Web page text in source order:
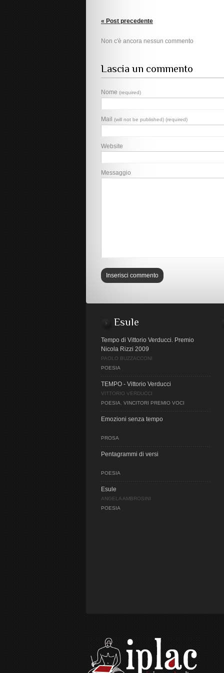
« Post precedente
Non c'è ancora nessun commento
Lascia un commento
Nome (required)
Mail (will not be published) (required)
Website
Messaggio
Esule
Tempo di Vittorio Verducci. Premio
Nicola Rizzi 2009
PAOLO BUZZACCONI
POESIA
TEMPO - Vittorio Verducci
VITTORIO VERDUCCI
POESIA
VINCITORI PREMIO VOCI
Emozioni senza tempo
PROSA
Pentagrammi di versi
POESIA
Esule
ANGELA AMBROSINI
POESIA